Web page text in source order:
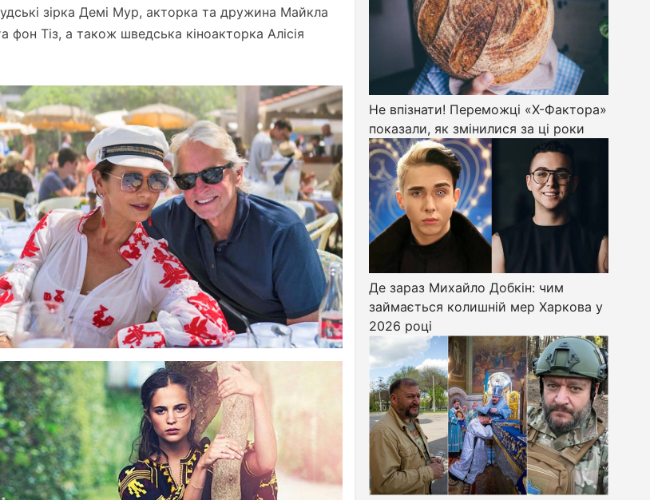
зірка Демі Мур, акторка та дружина Майкла
Тіз, а також шведська кіноакторка Алісія
Не впізнати! Переможці «Х-Фактора»
показали, як змінилися за ці роки
Де зараз Михайло Добкін: чим
займається колишній мер Харкова у
2026 році